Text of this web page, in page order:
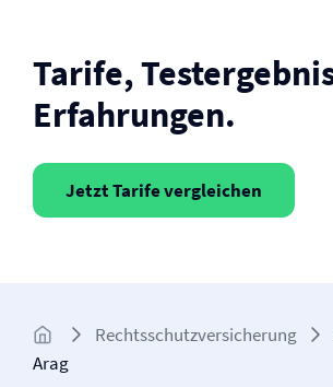
Tarife,
Erfahrungen.
Jetzt Tarife vergleichen
Rechtsschutz­­versicherung
Arag